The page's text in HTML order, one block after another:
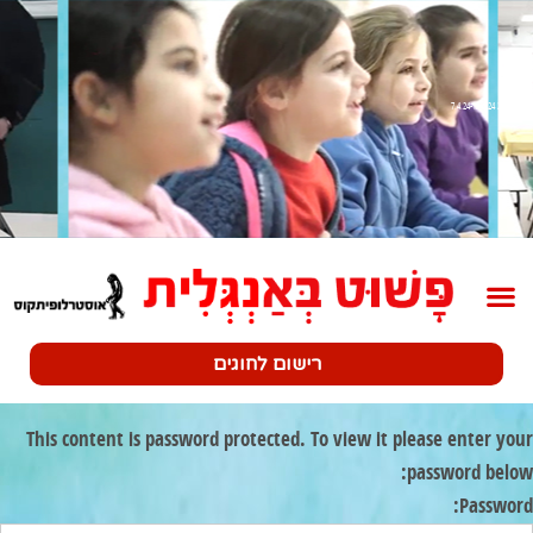
רישום לחוגים
This content is password protected. To view it please enter your
password below:
Password: